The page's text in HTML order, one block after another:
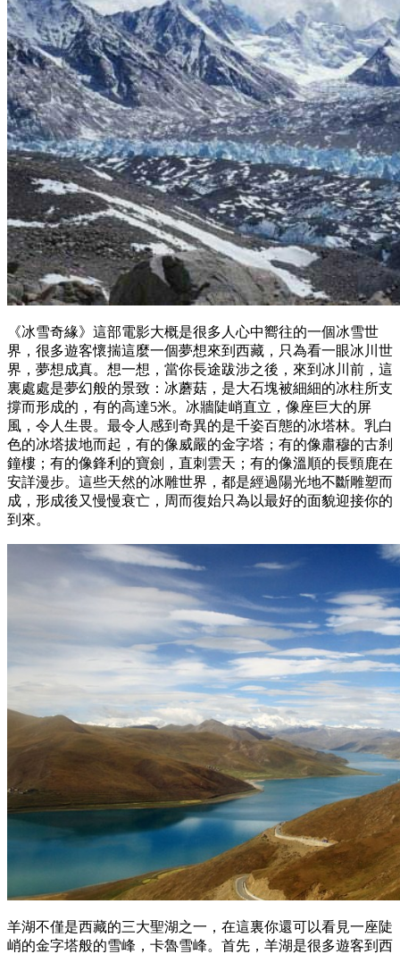
《冰雪奇緣》這部電影大概是很多人心中嚮往的一個冰雪世
界，很多遊客懷揣這麼一個夢想來到西藏，只為看一眼冰川世
界，夢想成真。想一想，當你長途跋涉之後，來到冰川前，這
裏處處是夢幻般的景致：冰蘑菇，是大石塊被細細的冰柱所支
撐而形成的，有的高達5米。冰牆陡峭直立，像座巨大的屏
風，令人生畏。最令人感到奇異的是千姿百態的冰塔林。乳白
色的冰塔拔地而起，有的像威嚴的金字塔；有的像肅穆的古刹
鐘樓；有的像鋒利的寶劍，直刺雲天；有的像溫順的長頸鹿在
安詳漫步。這些天然的冰雕世界，都是經過陽光地不斷雕塑而
成，形成後又慢慢衰亡，周而復始只為以最好的面貌迎接你的
到來。
羊湖不僅是西藏的三大聖湖之一，在這裏你還可以看見一座陡
峭的金字塔般的雪峰，卡魯雪峰。首先，羊湖是很多遊客到西